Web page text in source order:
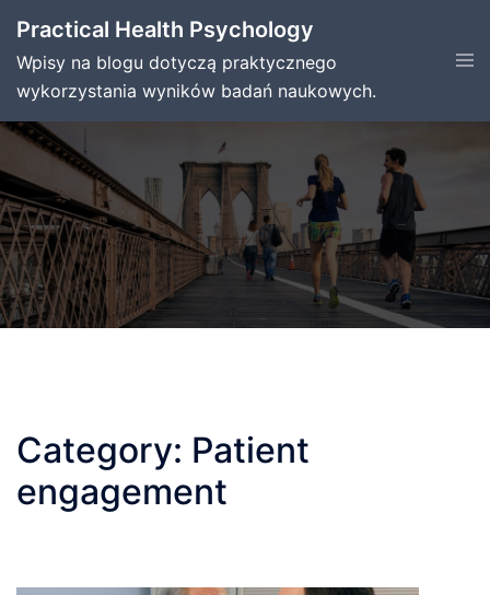
content
Practical Health Psychology
Wpisy na blogu dotyczą praktycznego
wykorzystania wyników badań naukowych.
Category: Patient
engagement